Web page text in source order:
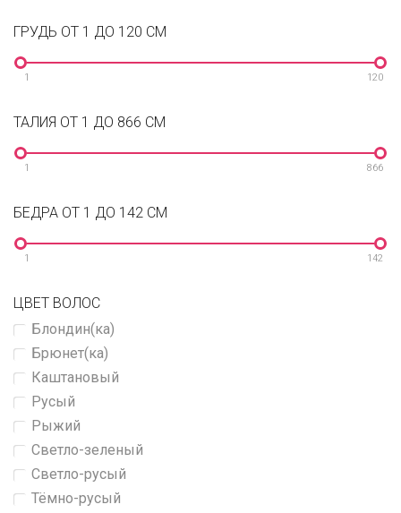
ГРУДЬ ОТ 1 ДО 120 СМ
1 120
ТАЛИЯ ОТ 1 ДО 866 СМ
1 866
БЕДРА ОТ 1 ДО 142 СМ
1 142
ЦВЕТ ВОЛОС
Блондин(ка)
Брюнет(ка)
Каштановый
Русый
Рыжий
Светло-зеленый
Светло-русый
Тёмно-русый